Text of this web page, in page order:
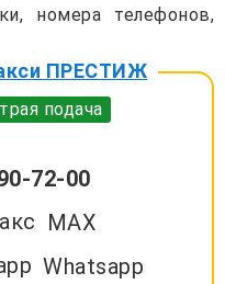
номера телефонов,
ПРЕСТИЖ
подача
72-00
MAX
Whatsapp